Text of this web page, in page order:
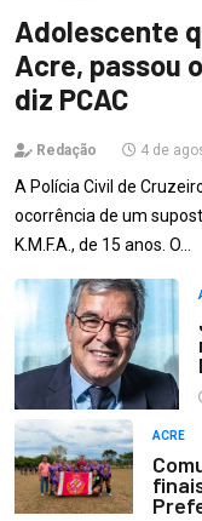
Adolescente
Acre, passou
diz PCAC
Redação 4 de
A Polícia Civil de
ocorrência de um
K.M.F.A., de 15 anos. O…
ACRE